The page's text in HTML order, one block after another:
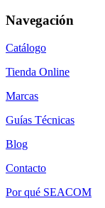
Navegación
Catálogo
Tienda Online
Marcas
Guías Técnicas
Blog
Contacto
Por qué SEACOM